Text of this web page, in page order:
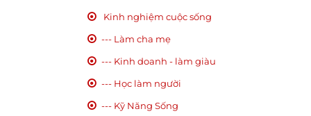
Kinh nghiệm cuộc sống
--- Làm cha mẹ
--- Kinh doanh - làm giàu
--- Học làm người
--- Kỹ Năng Sống